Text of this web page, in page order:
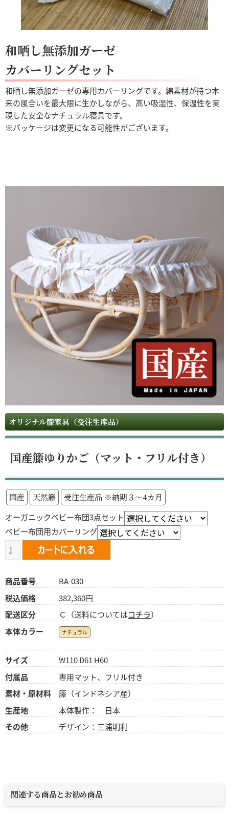
和晒し無添加ガーゼ
カバーリングセット
和晒し無添加ガーゼの専用カバーリングです。綿素材が持つ本
来の風合いを最大限に生かしながら、高い吸湿性、保温性を実
現した安全なナチュラル寝具です。
※パッケージは変更になる可能性がございます。
オリジナル籐家具（受注生産品）
国産籐ゆりかご（マット・フリル付き）
国産 天然籐
受注生産品 ※納期３～4カ月
オーガニックベビー布団3点セット
ベビー布団用カバーリング
商品番号
BA-030
税込価格
382,360円
配送区分
Ｃ（送料についてはコチラ）
本体カラー
ナチュラル
サイズ
W110 D61 H60
付属品
専用マット、フリル付き
素材・原材料
籐（インドネシア産）
生産地
本体製作： 日本
その他
デザイン：三浦明利
関連する商品とお勧め商品